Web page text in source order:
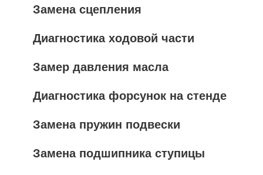
Замена сцепления
Диагностика ходовой части
Замер давления масла
Диагностика форсунок на стенде
Замена пружин подвески
Замена подшипника ступицы